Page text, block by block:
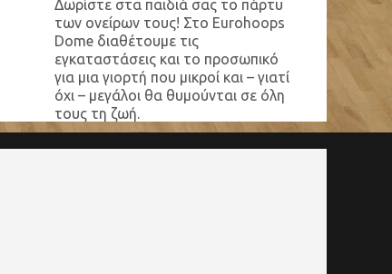
Δωρίστε στα παιδιά σας το πάρτυ
των ονείρων τους! Στο Eurohoops
Dome διαθέτουμε τις
εγκαταστάσεις και το προσωπικό
για μια γιορτή που μικροί και – γιατί
όχι – μεγάλοι θα θυμούνται σε όλη
τους τη ζωή.